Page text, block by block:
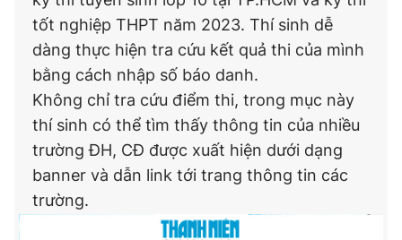
tốt nghiệp THPT năm 2023. Thí sinh dễ
dàng thực hiện tra cứu kết quả thi của mình
bằng cách nhập số báo danh.
Không chỉ tra cứu điểm thi, trong mục này
thí sinh có thể tìm thấy thông tin của nhiều
trường ĐH, CĐ được xuất hiện dưới dạng
banner và dẫn link tới trang thông tin các
trường.